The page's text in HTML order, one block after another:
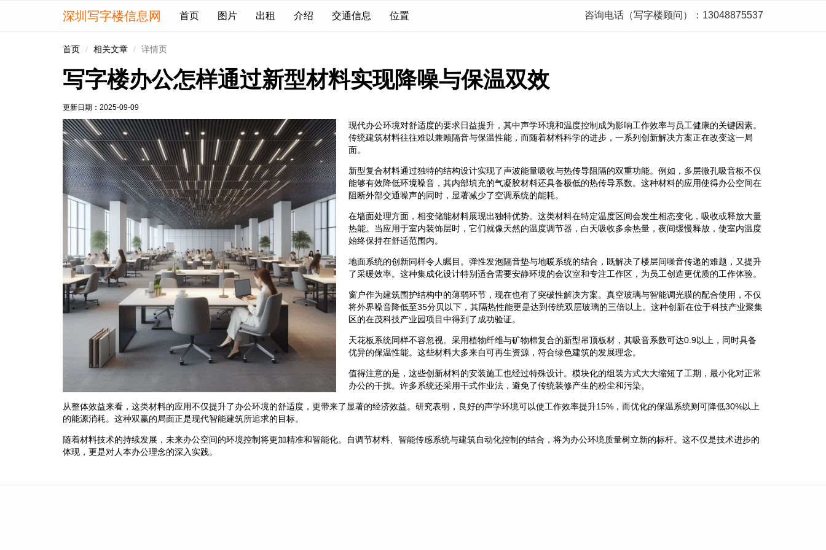
深圳写字楼信息网 首页 图片 出租 介绍 交通信息 位置 咨询电话（写字楼顾问）：13048875537
首页 相关文章 详情页
写字楼办公怎样通过新型材料实现降噪与保温双效
更新日期： 2025-09-09
现代办公环境对舒适度的要求日益提升，其中声学环境和温度控制成为影响工作效率与员工健康的关键因素。
传统建筑材料往往难以兼顾隔音与保温性能，而随着材料科学的进步，一系列创新解决方案正在改变这一局
面。
新型复合材料通过独特的结构设计实现了声波能量吸收与热传导阻隔的双重功能。例如，多层微孔吸音板不仅
能够有效降低环境噪音，其内部填充的气凝胶材料还具备极低的热传导系数。这种材料的应用使得办公空间在
阻断外部交通噪声的同时，显著减少了空调系统的能耗。
在墙面处理方面，相变储能材料展现出独特优势。这类材料在特定温度区间会发生相态变化，吸收或释放大量
热能。当应用于室内装饰层时，它们就像天然的温度调节器，白天吸收多余热量，夜间缓慢释放，使室内温度
始终保持在舒适范围内。
地面系统的创新同样令人瞩目。弹性发泡隔音垫与地暖系统的结合，既解决了楼层间噪音传递的难题，又提升
了采暖效率。这种集成化设计特别适合需要安静环境的会议室和专注工作区，为员工创造更优质的工作体验。
窗户作为建筑围护结构中的薄弱环节，现在也有了突破性解决方案。真空玻璃与智能调光膜的配合使用，不仅
将外界噪音降低至35分贝以下，其隔热性能更是达到传统双层玻璃的三倍以上。这种创新在位于科技产业聚集
区的在茂科技产业园项目中得到了成功验证。
天花板系统同样不容忽视。采用植物纤维与矿物棉复合的新型吊顶板材，其吸音系数可达0.9以上，同时具备
优异的保温性能。这些材料大多来自可再生资源，符合绿色建筑的发展理念。
值得注意的是，这些创新材料的安装施工也经过特殊设计。模块化的组装方式大大缩短了工期，最小化对正常
办公的干扰。许多系统还采用干式作业法，避免了传统装修产生的粉尘和污染。
从整体效益来看，这类材料的应用不仅提升了办公环境的舒适度，更带来了显著的经济效益。研究表明，良好的声学环境可以使工作效率提升15%，而优化的保温系统则可降低30%以上
的能源消耗。这种双赢的局面正是现代智能建筑所追求的目标。
随着材料技术的持续发展，未来办公空间的环境控制将更加精准和智能化。自调节材料、智能传感系统与建筑自动化控制的结合，将为办公环境质量树立新的标杆。这不仅是技术进步的
体现，更是对人本办公理念的深入实践。